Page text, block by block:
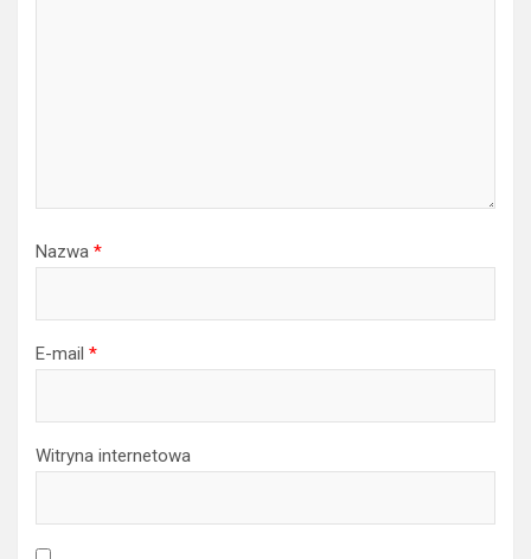
Nazwa *
E-mail *
Witryna internetowa